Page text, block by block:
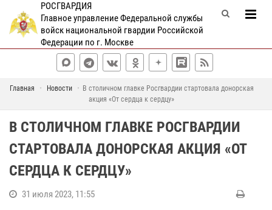
РОСГВАРДИЯ
Главное управление Федеральной службы
войск национальной гвардии Российской
Федерации по г. Москве
Главная Новости
В столичном главке Росгвардии стартовала донорская
акция «От сердца к сердцу»
В СТОЛИЧНОМ ГЛАВКЕ РОСГВАРДИИ
СТАРТОВАЛА ДОНОРСКАЯ АКЦИЯ «ОТ
СЕРДЦА К СЕРДЦУ»
31 июля 2023, 11:55